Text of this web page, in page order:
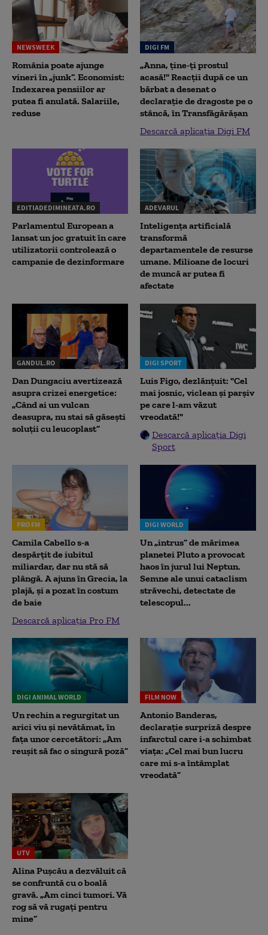
NEWSWEEK
România poate ajunge
vineri în „junk”. Economist:
Indexarea pensiilor ar
putea fi anulată. Salariile,
reduse
DIGI FM
„Anna, ţine-ţi prostul
acasă!" Reacţii după ce un
bărbat a desenat o
declaraţie de dragoste pe o
stâncă, în Transfăgărăşan
Descarcă aplicația Digi FM
EDITIADEDIMINEATA.RO
Parlamentul European a
lansat un joc gratuit în care
utilizatorii controlează o
campanie de dezinformare
ADEVARUL
Inteligența artificială
transformă
departamentele de resurse
umane. Milioane de locuri
de muncă ar putea fi
afectate
GANDUL.RO
Dan Dungaciu avertizează
asupra crizei energetice:
„Când ai un vulcan
deasupra, nu stai să găsești
soluții cu leucoplast”
DIGI SPORT
Luis Figo, dezlănțuit: "Cel
mai josnic, viclean și parșiv
pe care l-am văzut
vreodată!"
Descarcă aplicația Digi
Sport
PRO FM
Camila Cabello s-a
despărțit de iubitul
miliardar, dar nu stă să
plângă. A ajuns în Grecia, la
plajă, și a pozat în costum
de baie
Descarcă aplicația Pro FM
DIGI WORLD
Un „intrus” de mărimea
planetei Pluto a provocat
haos în jurul lui Neptun.
Semne ale unui cataclism
străvechi, detectate de
telescopul...
DIGI ANIMAL WORLD
Un rechin a regurgitat un
arici viu și nevătămat, în
fața unor cercetători: „Am
reușit să fac o singură poză”
FILM NOW
Antonio Banderas,
declarație surpriză despre
infarctul care i-a schimbat
viața: „Cel mai bun lucru
care mi s-a întâmplat
vreodată”
UTV
Alina Pușcău a dezvăluit că
se confruntă cu o boală
gravă. „Am cinci tumori. Vă
rog să vă rugați pentru
mine”